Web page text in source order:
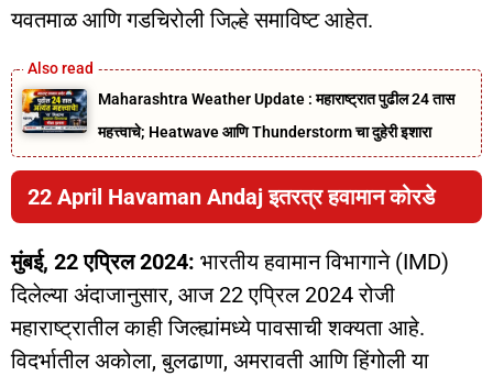
यवतमाळ आणि गडचिरोली जिल्हे समाविष्ट आहेत.
Maharashtra Weather Update : महाराष्ट्रात पुढील 24 तास
महत्त्वाचे; Heatwave आणि Thunderstorm चा दुहेरी इशारा
22 April Havaman Andaj इतरत्र हवामान कोरडे
मुंबई, 22 एप्रिल 2024: भारतीय हवामान विभागाने (IMD)
दिलेल्या अंदाजानुसार, आज 22 एप्रिल 2024 रोजी
महाराष्ट्रातील काही जिल्ह्यांमध्ये पावसाची शक्यता आहे.
विदर्भातील अकोला, बुलढाणा, अमरावती आणि हिंगोली या